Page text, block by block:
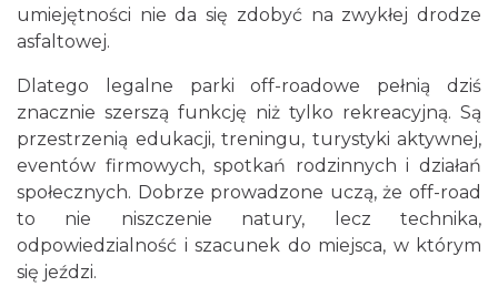
umiejętności nie da się zdobyć na zwykłej drodze
asfaltowej.
Dlatego legalne parki off-roadowe pełnią dziś
znacznie szerszą funkcję niż tylko rekreacyjną. Są
przestrzenią edukacji, treningu, turystyki aktywnej,
eventów firmowych, spotkań rodzinnych i działań
społecznych. Dobrze prowadzone uczą, że off-road
to nie niszczenie natury, lecz technika,
odpowiedzialność i szacunek do miejsca, w którym
się jeździ.